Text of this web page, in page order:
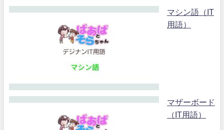
マシン語（IT
用語）
マザーボード
（IT用語）